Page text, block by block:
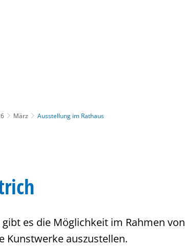
März Ausstellung im Rathaus
es die Möglichkeit im Rahmen von
Kunstwerke auszustellen.